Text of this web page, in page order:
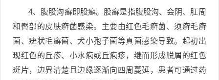
4、腹股沟癣即股癣。股癣是指腹股沟、会阴、肛周
和臀部的皮肤癣菌感染。主要由红色毛癣菌、须癣毛癣
菌、疣状毛癣菌、犬小孢子菌等真菌感染导致。起初出
现红色的丘疹、小水疱或丘疱疹，继而形成脱屑的红色
斑片，边界清楚且边缘逐渐向四周蔓延，患者可通过药